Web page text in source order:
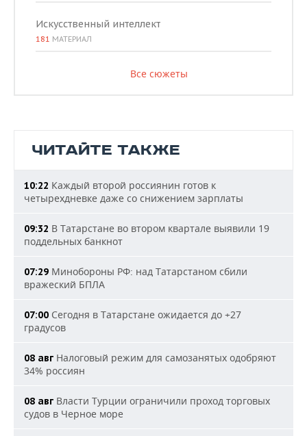
Искусственный интеллект
181 МАТЕРИАЛ
Все сюжеты
ЧИТАЙТЕ ТАКЖЕ
10:22 Каждый второй россиянин готов к
четырехдневке даже со снижением зарплаты
09:32 В Татарстане во втором квартале выявили 19
поддельных банкнот
07:29 Минобороны РФ: над Татарстаном сбили
вражеский БПЛА
07:00 Сегодня в Татарстане ожидается до +27
градусов
08 авг Налоговый режим для самозанятых одобряют
34% россиян
08 авг Власти Турции ограничили проход торговых
судов в Черное море